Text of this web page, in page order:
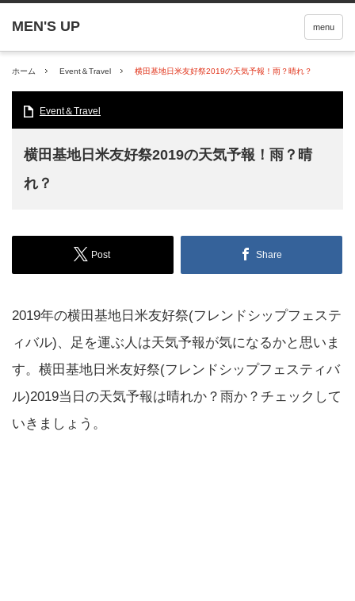
menu
ホーム Event＆Travel 横田基地日米友好祭2019の天気予報！雨？晴れ？
Event＆Travel
横田基地日米友好祭2019の天気予報！雨？晴
れ？
Post Share
2019年の横田基地日米友好祭(フレンドシップフェステ
ィバル)、足を運ぶ人は天気予報が気になるかと思いま
す。横田基地日米友好祭(フレンドシップフェスティバ
ル)2019当日の天気予報は晴れか？雨か？チェックして
いきましょう。